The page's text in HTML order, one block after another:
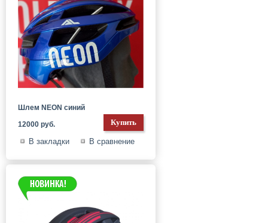
Шлем NEON синий
12000 руб.
В закладки В сравнение